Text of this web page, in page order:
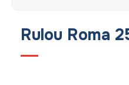
Rulou Roma